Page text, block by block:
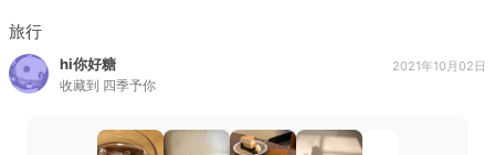
旅行
hi你好糖
收藏到 四季予你
2021年10月02日